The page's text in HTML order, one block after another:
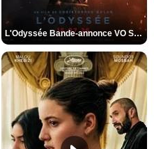
L'Odyssée Bande-annonce VO STFR